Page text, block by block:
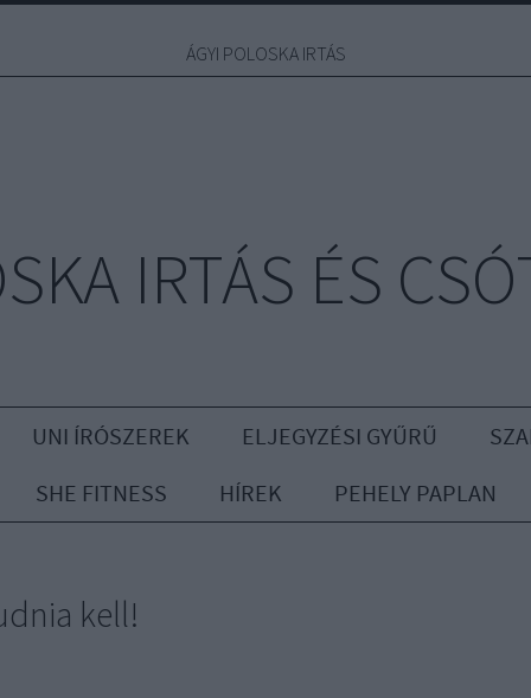
ÁGYI POLOSKA IRTÁS
IRTÁS ÉS
UNI ÍRÓSZEREK ELJEGYZÉSI GYŰRŰ
SHE FITNESS
HÍREK PEHELY PAPLAN
kell!